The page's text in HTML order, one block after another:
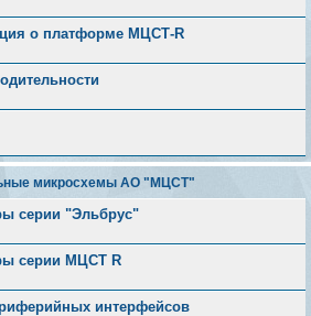
о платформе МЦСТ-R
микросхемы АО "МЦСТ"
серии "Эльбрус"
серии МЦСТ R
интерфейсов